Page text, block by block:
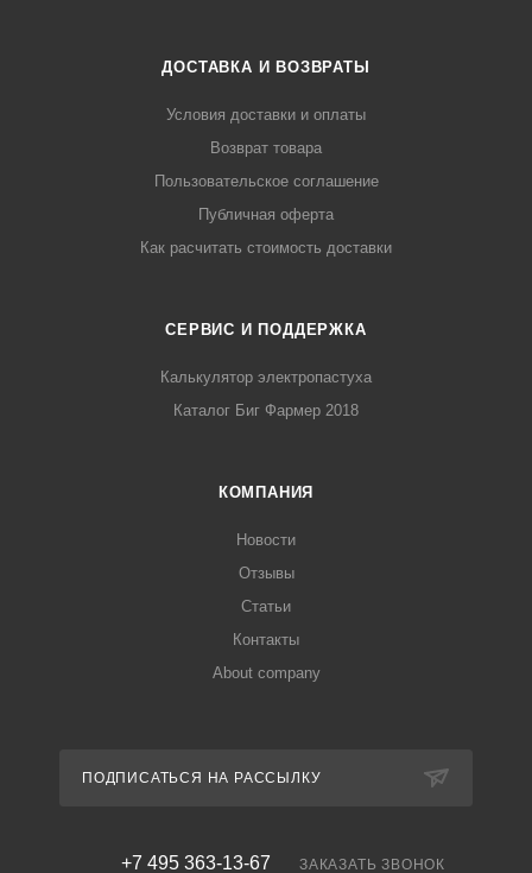
ДОСТАВКА И ВОЗВРАТЫ
Условия доставки и оплаты
Возврат товара
Пользовательское соглашение
Публичная оферта
Как расчитать стоимость доставки
СЕРВИС И ПОДДЕРЖКА
Калькулятор электропастуха
Каталог Биг Фармер 2018
КОМПАНИЯ
Новости
Отзывы
Статьи
Контакты
About company
ПОДПИСАТЬСЯ НА РАССЫЛКУ
+7 495 363-13-67 ЗАКАЗАТЬ ЗВОНОК